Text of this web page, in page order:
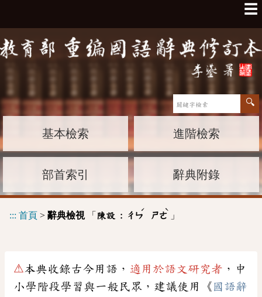
☰
基本檢索 進階檢索
部首索引 辭典附錄
::: 首頁 > 辭典檢視「 陳設 : ㄔㄣ
ˊ
ㄕㄜ
ˋ
」
⚠本典收錄古今用語， 適用於語文研究者 ，中
小學階段學習與一般民眾，建議使用《 國語辭